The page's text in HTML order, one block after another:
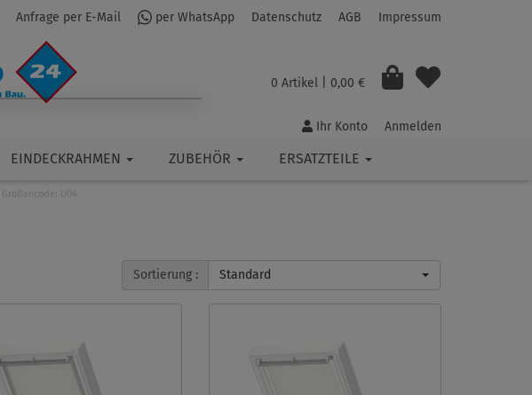
Anfrage per E-Mail per WhatsApp Datenschutz AGB Impressum
0 Artikel | 0,00 €
Ihr Konto Anmelden
EINDECKRAHMEN ZUBEHÖR ERSATZTEILE
Größencode: U04
Sortierung : Standard